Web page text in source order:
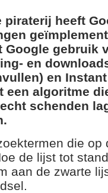
heeft
Google gebruik
en
en
een algoritme
schenden
die op
de lijst tot
aan de zwarte